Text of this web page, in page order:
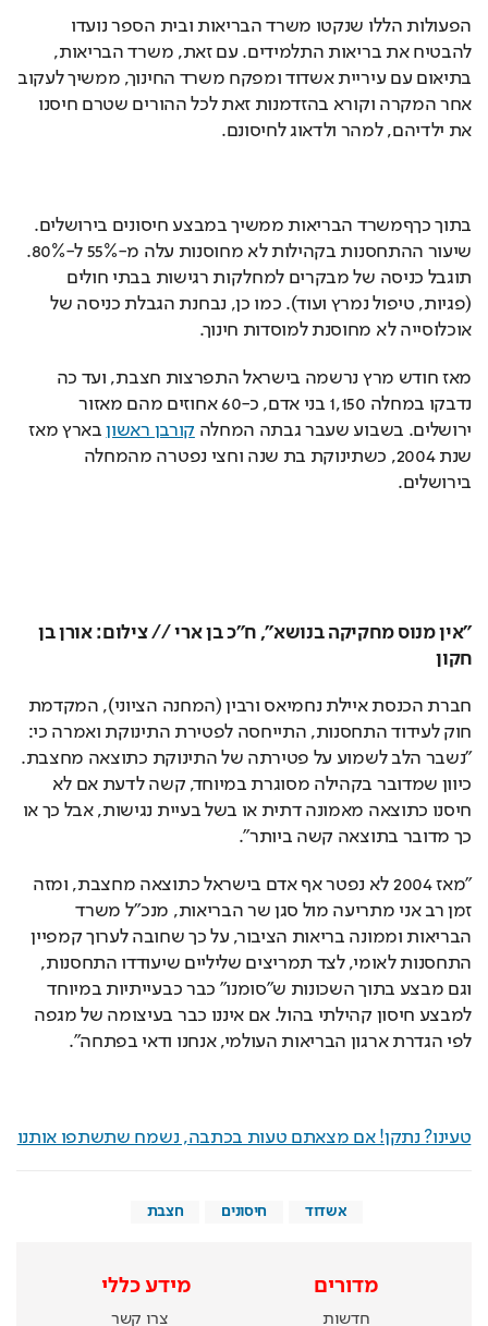
הפעולות הללו שנקטו משרד הבריאות ובית הספר נועדו
להבטיח את בריאות התלמידים. עם זאת, משרד הבריאות,
בתיאום עם עיריית אשדוד ומפקח משרד החינוך, ממשיך לעקוב
אחר המקרה וקורא בהזדמנות זאת לכל ההורים שטרם חיסנו
את ילדיהם, למהר ולדאוג לחיסונם.
בתוך כךףמשרד הבריאות ממשיך במבצע חיסונים בירושלים.
שיעור ההתחסנות בקהילות לא מחוסנות עלה מ-55% ל-80%.
תוגבל כניסה של מבקרים למחלקות רגישות בבתי חולים
(פגיות, טיפול נמרץ ועוד). כמו כן, נבחנת הגבלת כניסה של
אוכלוסייה לא מחוסנת למוסדות חינוך.
מאז חודש מרץ נרשמה בישראל התפרצות חצבת, ועד כה
נדבקו במחלה 1,150 בני אדם, כ-60 אחוזים מהם מאזור
ירושלים. בשבוע שעבר גבתה המחלה קורבן ראשון
בארץ מאז
שנת 2004, כשתינוקת בת שנה וחצי נפטרה מהמחלה
בירושלים.
"אין מנוס מחקיקה בנושא", ח"כ בן ארי // צילום: אורן בן
חקון
חברת הכנסת איילת נחמיאס ורבין (המחנה הציוני), המקדמת
חוק לעידוד התחסנות, התייחסה לפטירת התינוקת ואמרה כי:
"נשבר הלב לשמוע על פטירתה של התינוקת כתוצאה מחצבת.
כיוון שמדובר בקהילה מסוגרת במיוחד, קשה לדעת אם לא
חיסנו כתוצאה מאמונה דתית או בשל בעיית נגישות, אבל כך או
כך מדובר בתוצאה קשה ביותר".
"מאז 2004 לא נפטר אף אדם בישראל כתוצאה מחצבת, ומזה
זמן רב אני מתריעה מול סגן שר הבריאות, מנכ"ל משרד
הבריאות וממונה בריאות הציבור, על כך שחובה לערוך קמפיין
התחסנות לאומי, לצד תמריצים שליליים שיעודדו התחסנות,
וגם מבצע בתוך השכונות ש"סומנו" כבר כבעייתיות במיוחד
למבצע חיסון קהילתי בהול. אם איננו כבר בעיצומה של מגפה
לפי הגדרת ארגון הבריאות העולמי, אנחנו ודאי בפתחה".
טעינו? נתקן! אם מצאתם טעות בכתבה, נשמח שתשתפו אותנו
אשדוד חיסונים חצבת
מדורים
חדשות
מידע כללי
צרו קשר